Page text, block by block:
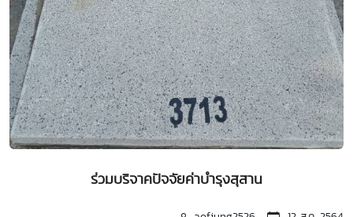
ร่วมบริจาคปัจจัยค่าบำรุงสุสาน